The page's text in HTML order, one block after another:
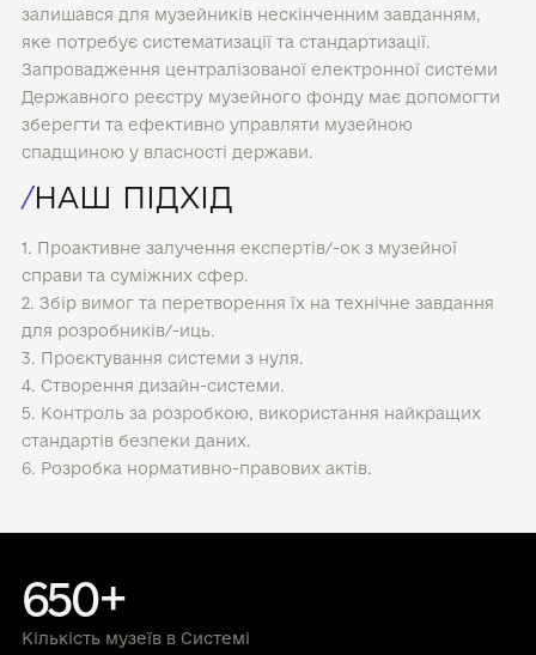
залишався для музейників нескінченним завданням,
яке потребує систематизації та стандартизації.
Запровадження централізованої електронної системи
Державного реєстру музейного фонду має допомогти
зберегти та ефективно управляти музейною
спадщиною у власності держави.
/НАШ ПІДХІД
1. Проактивне залучення експертів/-ок з музейної
справи та суміжних сфер.
2. Збір вимог та перетворення їх на технічне завдання
для розробників/-иць.
3. Проєктування системи з нуля.
4. Створення дизайн-системи.
5. Контроль за розробкою, використання найкращих
стандартів безпеки даних.
6. Розробка нормативно-правових актів.
650+
Кількість музеїв в Системі